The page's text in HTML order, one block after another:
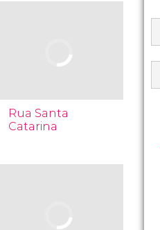
Rua Santa
Catarina